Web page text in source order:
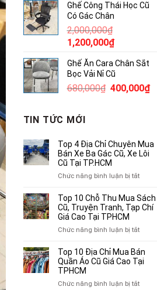
là:
145,000₫.
Ghế Công Thái Học Cũ
Có Gác Chân
2,000,000₫
Giá
là:
2,000,000₫.
1,200,000₫Giá
tại
là:
1,200,000₫.
Ghế Ăn Cara Chân Sắt
Bọc Vải Nỉ Cũ
680,000₫ Giá
400,000₫Giá
TIN TỨC MỚI
Top 4 Địa Chỉ Chuyên Mua
Bán Xe Ba Gác Cũ, Xe Lôi
Cũ Tại TP.HCM
Chức năng bình luận bị tắtở
4
Địa
Xe
Ba
Cũ,
Top 10 Chỗ Thu Mua Sách
Cũ, Truyện Tranh, Tạp Chí
Giá Cao Tại TPHCM
Chức năng bình luận bị tắtở
10
Chỗ
Top 10 Địa Chỉ Mua Bán
Quần Áo Cũ Giá Cao Tại
TPHCM
Chức năng bình luận bị tắtở